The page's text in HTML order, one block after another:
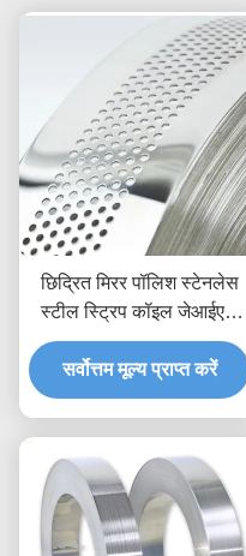
छिद्रित मिरर पॉलिश स्टेनलेस
स्टील स्ट्रिप कॉइल जेआईएस
304 एंटीरस्ट
सर्वोत्तम मूल्य प्राप्त करें